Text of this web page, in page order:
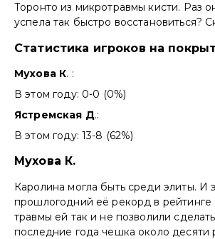
Торонто из микротравмы кисти. Раз
успела так быстро восстановиться?
Статистика игроков на
Мухова К. :
В этом году: 0-0 (0%)
Ястремская Д.:
В этом году: 13-8 (62%)
Мухова К.
Каролина могла быть среди элиты. И
прошлогодний её рекорд в рейтинге
травмы ей так и не позволили
последние года чешка около десяти